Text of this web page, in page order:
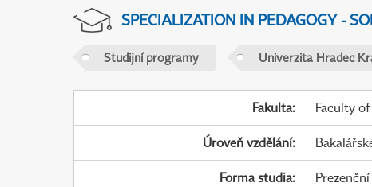
SPECIALIZATION IN PEDAGOGY -
Studijní programy Univerzita Hradec
Fakulta: Faculty
Úroveň vzdělání:
Forma studia: Prezenční